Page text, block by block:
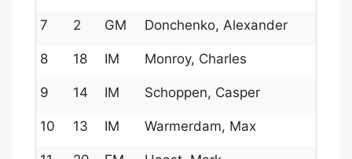
7 2 GM Donchenko, Alexander
8 18 IM Monroy, Charles
9 14 IM Schoppen, Casper
10 13 IM Warmerdam, Max